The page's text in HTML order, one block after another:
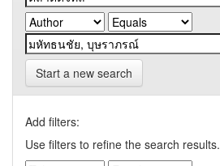
Start a new search
Add filters:
Use filters to refine the search results.